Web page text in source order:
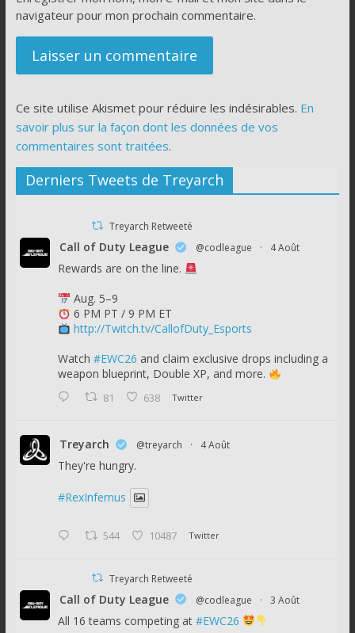
navigateur pour mon prochain commentaire.
Ce site utilise Akismet pour réduire les indésirables. En
savoir plus sur la façon dont les données de vos
commentaires sont traitées.
Derniers Tweets de Treyarch
Treyarch Retweeté
Call of Duty League @codleague · 4 Août
Rewards are on the line.
Aug. 5–9
6 PM PT / 9 PM ET
http://Twitch.tv/CallofDuty_Esports
Watch #EWC26 and claim exclusive drops including a
weapon blueprint, Double XP, and more.
81 638 Twitter
Treyarch @treyarch · 4 Août
They're hungry.
#RexInfernus
544 10487 Twitter
Treyarch Retweeté
Call of Duty League @codleague · 3 Août
All 16 teams competing at #EWC26